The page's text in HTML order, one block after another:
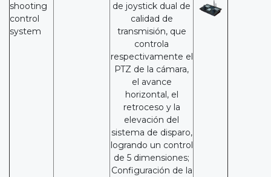
shooting
control
system
de joystick dual de
calidad de
transmisión, que
controla
respectivamente el
PTZ de la cámara,
el avance
horizontal, el
retroceso y la
elevación del
sistema de disparo,
logrando un control
de 5 dimensiones;
Configuración de la